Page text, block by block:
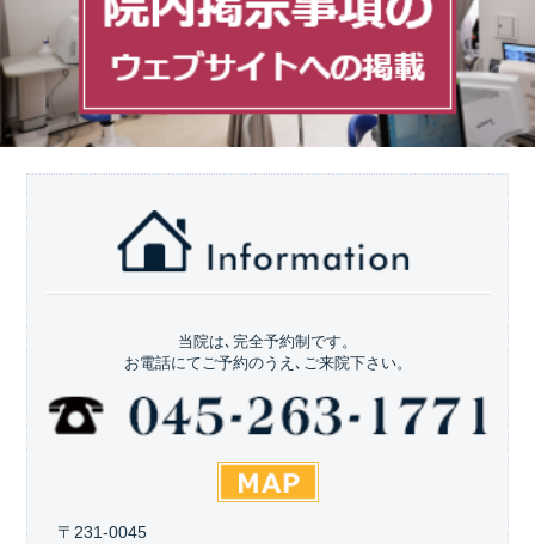
当院は､完全予約制です。
お電話にてご予約のうえ､ご来院下さい。
〒231-0045